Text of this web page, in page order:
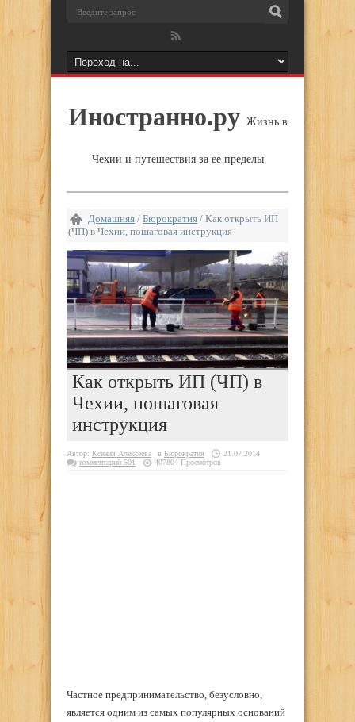
Иностранно.ру Жизнь в
Чехии и путешествия за ее пределы
Домашняя / Бюрократия / Как открыть ИП
(ЧП) в Чехии, пошаговая инструкция
Как открыть ИП (ЧП) в
Чехии, пошаговая
инструкция
Автор: Ксения Алексеева в Бюрократия
21.07.2014
комментарий 501
407804 Просмотров
Частное предпринимательство, безусловно,
является одним из самых популярных оснований